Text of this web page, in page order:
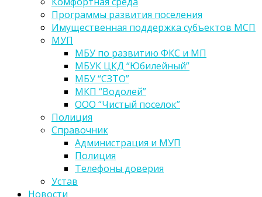
Программы развития поселения
Имущественная поддержка субъектов МСП
МУП
МБУ по развитию ФКС и МП
МБУК ЦКД “Юбилейный”
МБУ “СЗТО”
МКП “Водолей”
ООО “Чистый поселок”
Полиция
Справочник
Администрация и МУП
Полиция
Телефоны доверия
Устав
Новости